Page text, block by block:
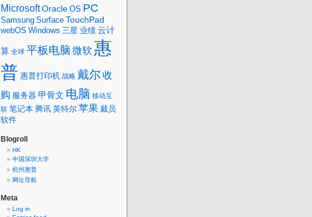
MicrosoftOracle OS PC
Samsung Surface TouchPad
webOS Windows 三星 业绩 云计
算 全球 平板电脑 微软惠
普 惠普打印机 战略 戴尔 收
购 服务器 甲骨文 电脑 移动互
联 笔记本 腾讯 英特尔 苹果 裁员
软件
Blogroll
HK
中国深圳大学
杭州惠普
网址导航
Meta
Log in